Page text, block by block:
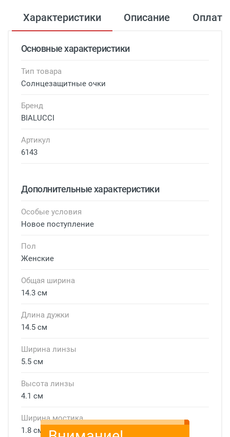
Характеристики Описание Оплата
Основные характеристики
Тип товара
Солнцезащитные очки
Бренд
BIALUCCI
Артикул
6143
Дополнительные характеристики
Особые условия
Новое поступление
Пол
Женские
Общая ширина
14.3 см
Длина дужки
14.5 см
Ширина линзы
5.5 см
Высота линзы
4.1 см
Ширина мостика
1.8 см